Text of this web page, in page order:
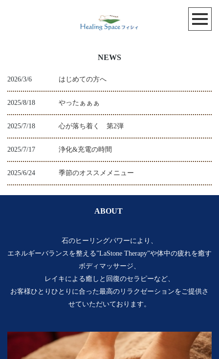
NEWS
2026/3/6 はじめての方へ
2025/8/18 やったぁぁぁ
2025/7/18 心が落ち着く 第2弾
2025/7/17 浄化&充電の時間
2025/6/24 季節のオススメメニュー
ABOUT
石のヒーリングパワーにより、
エネルギーバランスを整える”LaStone Therapy”や体中の疲れを癒す
ボディマッサージ、
レイキによる癒しと回復のセラピーなど、
お客様ひとりひとりに合った最高のリラクゼーションをご提供さ
せていただいております。